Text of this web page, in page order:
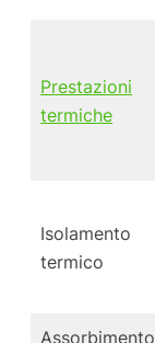
Prestazioni
termiche
Isolamento
termico
Assorbimento